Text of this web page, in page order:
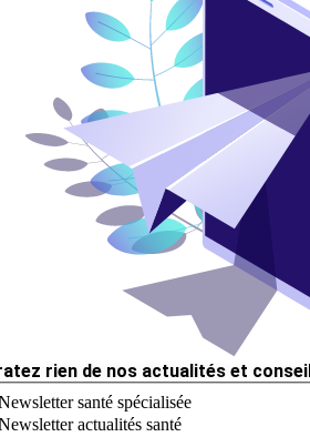
rien de nos actualités et
santé spécialisée
actualités santé